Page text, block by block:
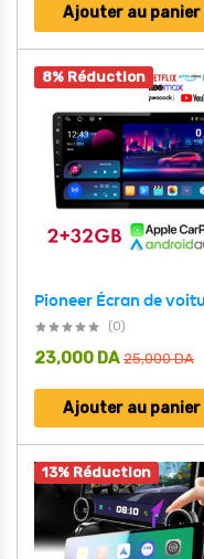
Ajouter au panier
8% Réduction
(0)
25,000DA
23,000 DA
Ajouter au panier
13% Réduction